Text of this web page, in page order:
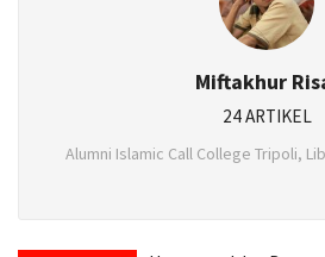
Miftakhur
24 ARTIKEL
Alumni Islamic Call College Tripoli,